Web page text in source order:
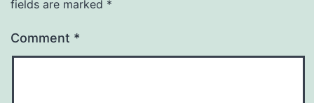
fields are marked *
Comment *